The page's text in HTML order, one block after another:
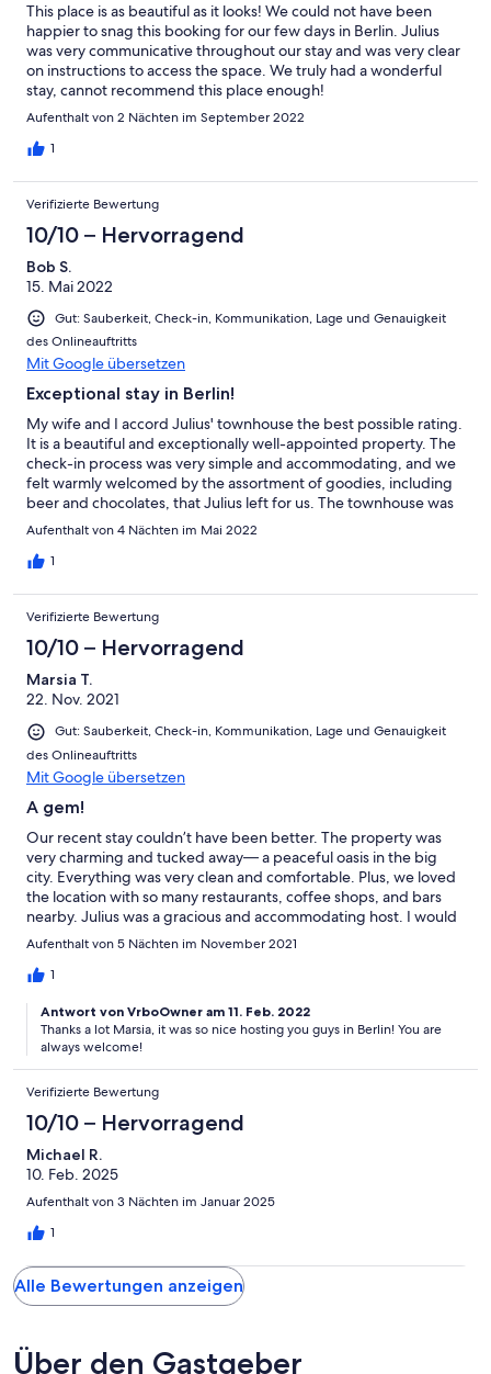
This place is as beautiful as it looks! We could not have been
happier to snag this booking for our few days in Berlin. Julius
was very communicative throughout our stay and was very clear
on instructions to access the space. We truly had a wonderful
stay, cannot recommend this place enough!
Aufenthalt von 2 Nächten im September 2022
1
Verifizierte Bewertung
10/10 – Hervorragend
Bob S.
15. Mai 2022
Gut: Sauberkeit, Check-in, Kommunikation, Lage und Genauigkeit
des Onlineauftritts
Mit Google übersetzen
Exceptional stay in Berlin!
My wife and I accord Julius' townhouse the best possible rating.
It is a beautiful and exceptionally well-appointed property. The
check-in process was very simple and accommodating, and we
felt warmly welcomed by the assortment of goodies, including
beer and chocolates, that Julius left for us. The townhouse was
spotless, with lots of thoughtful touches to help us settle in and
exceptionally well, as the townhouse is insulated from the noise
distance to numerous public transit stops (metro and tram), and
there are plenty of restaurants and grocers nearby, as well as a
bakery directly across the street from the main entrance to the
apartment building. Although we did not meet Julius personally,
he was immediately responsive in all communications with him,
and he provided us well in advance of our arrival in Berlin all the
information we needed to ensure a smooth check in and to help
us enjoy our stay. This property is ideal for a couple who want to
enjoy easy, ready access to neighborhood restaurants, shops,
and the metro, but who also want quiet lodgings in a safe
neighborhood. We enthusiastically recommend the property
without hesitation!
Aufenthalt von 4 Nächten im Mai 2022
1
Verifizierte Bewertung
10/10 – Hervorragend
Marsia T.
22. Nov. 2021
Gut: Sauberkeit, Check-in, Kommunikation, Lage und Genauigkeit
des Onlineauftritts
Mit Google übersetzen
A gem!
Our recent stay couldn’t have been better. The property was
very charming and tucked away— a peaceful oasis in the big
city. Everything was very clean and comfortable. Plus, we loved
the location with so many restaurants, coffee shops, and bars
nearby. Julius was a gracious and accommodating host. I would
strongly recommend staying here!
Aufenthalt von 5 Nächten im November 2021
1
Antwort von VrboOwner am 11. Feb. 2022
Thanks a lot Marsia, it was so nice hosting you guys in Berlin! You are
always welcome!
Verifizierte Bewertung
10/10 – Hervorragend
Michael R.
10. Feb. 2025
Aufenthalt von 3 Nächten im Januar 2025
1
Alle Bewertungen anzeigen
Über den Gastgeber